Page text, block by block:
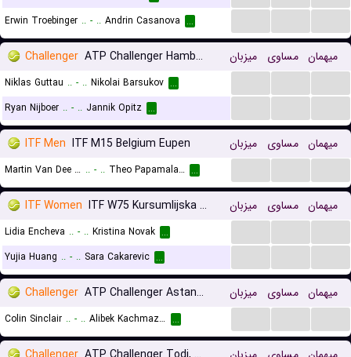
Erwin Troebinger .. - .. Andrin Casanova ...
Challenger ATP Challenger Hamburg, Qualifications میزبان مساوی میهمان
Niklas Guttau .. - .. Nikolai Barsukov ...
Ryan Nijboer .. - .. Jannik Opitz ...
ITF Men ITF M15 Belgium Eupen میزبان مساوی میهمان
Martin Van Dee Meerschen .. - .. Theo Papamalamis ...
ITF Women ITF W75 Kursumlijska Banja میزبان مساوی میهمان
Lidia Encheva .. - .. Kristina Novak ...
Yujia Huang .. - .. Sara Cakarevic ...
Challenger ATP Challenger Astana, Qualifications میزبان مساوی میهمان
Colin Sinclair .. - .. Alibek Kachmazov ...